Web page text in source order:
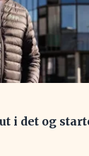
i det og